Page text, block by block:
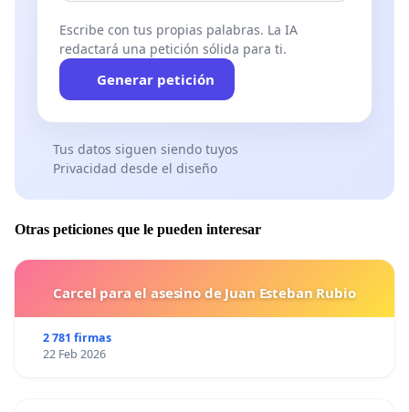
Escribe con tus propias palabras. La IA
redactará una petición sólida para ti.
Generar petición
Tus datos siguen siendo tuyos
Privacidad desde el diseño
Otras peticiones que le pueden interesar
Carcel para el asesino de Juan Esteban Rubio
2 781 firmas
22 Feb 2026